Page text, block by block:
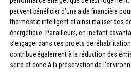
peuvent bénéficier d’une aide financière
thermostat intelligent et ainsi réaliser des
énergétique. Par ailleurs, en incitant
s’engager dans des projets de
contribue également à la réduction des
serre et donc à la préservation de